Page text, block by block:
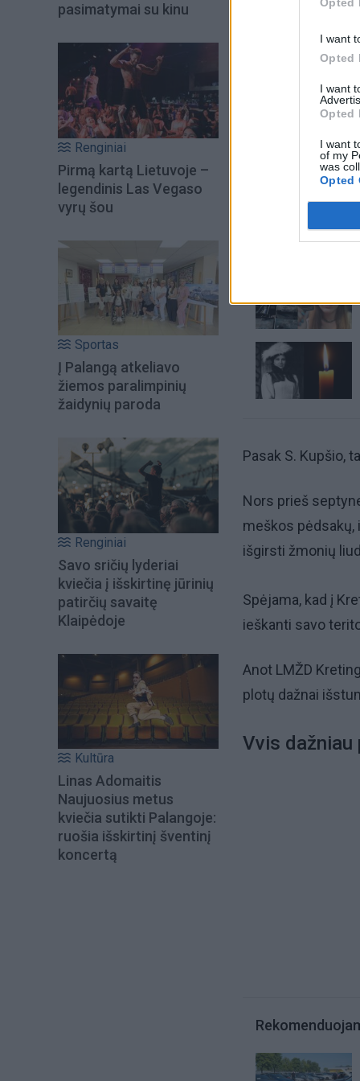
I want
Opted
I want
Opted
I want
of my
was
Opted
pasimatymai su kinu
Renginiai
Pirmą kartą Lietuvoje –
legendinis Las Vegaso
vyrų šou
Sportas
Į Palangą atkeliavo
žiemos paralimpinių
žaidynių paroda
Renginiai
Savo sričių lyderiai
kviečia į išskirtinę jūrinių
patirčių savaitę
Klaipėdoje
Kultūra
Linas Adomaitis
Naujuosius metus
kviečia sutikti Palangoje:
ruošia išskirtinį šventinį
koncertą
Šiuo metu
Pasak S. Kupšio,
Nors prieš
meškos pėdsakų,
išgirsti žmonių
Spėjama, kad į
ieškanti savo
Anot LMŽD
plotų dažnai
Vvis dažniau